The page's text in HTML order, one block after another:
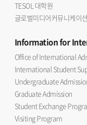
TESOL 대학원
글로벌미디어커뮤니케이
Informationfor
Office of International
International Student
Undergraduate
Graduate Admission
Student Exchange
Visiting Program